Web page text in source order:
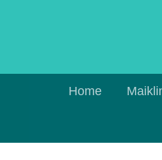
Home